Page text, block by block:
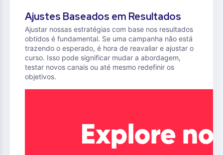
Ajustes Baseados em Resultados
Ajustar nossas estratégias com base nos resultados
obtidos é fundamental. Se uma campanha não está
trazendo o esperado, é hora de reavaliar e ajustar o
curso. Isso pode significar mudar a abordagem,
testar novos canais ou até mesmo redefinir os
objetivos.